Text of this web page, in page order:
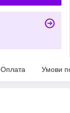
Оплата Умови